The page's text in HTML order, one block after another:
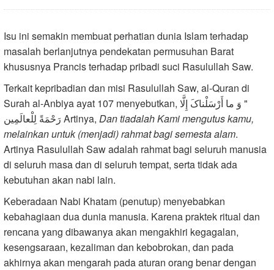
Isu ini semakin membuat perhatian dunia Islam terhadap
masalah berlanjutnya pendekatan permusuhan Barat
khususnya Prancis terhadap pribadi suci Rasulullah Saw.
Terkait kepribadian dan misi Rasulullah Saw, al-Quran di
Surah al-Anbiya ayat 107 menyebutkan, " وَ ما أَرْسَلْناکَ إِلَّا
رَحْمَةً لِلْعالَمِینArtinya, Dan tiadalah Kami mengutus kamu,
melainkan untuk (menjadi) rahmat bagi semesta alam.
Artinya Rasulullah Saw adalah rahmat bagi seluruh manusia
di seluruh masa dan di seluruh tempat, serta tidak ada
kebutuhan akan nabi lain.
Keberadaan Nabi Khatam (penutup) menyebabkan
kebahagiaan dua dunia manusia. Karena praktek ritual dan
rencana yang dibawanya akan mengakhiri kegagalan,
kesengsaraan, kezaliman dan kebobrokan, dan pada
akhirnya akan mengarah pada aturan orang benar dengan